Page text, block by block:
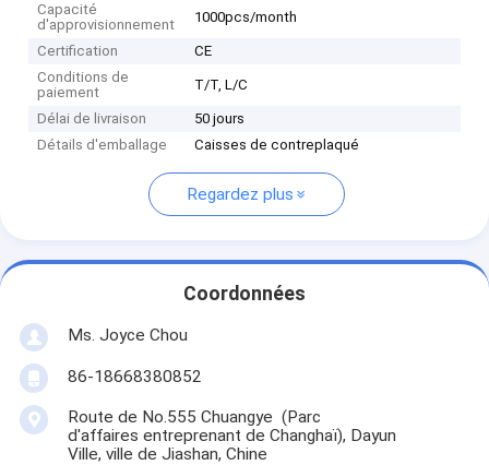
Capacité
d'approvisionnement
1000pcs/month
Certification
CE
Conditions de
paiement
T/T, L/C
Délai de livraison
50 jours
Détails d'emballage
Caisses de contreplaqué
Regardez plus
Coordonnées
Ms. Joyce Chou
86-18668380852
Route de No.555 Chuangye (Parc
d'affaires entreprenant de Changhaï), Dayun
Ville, ville de Jiashan, Chine